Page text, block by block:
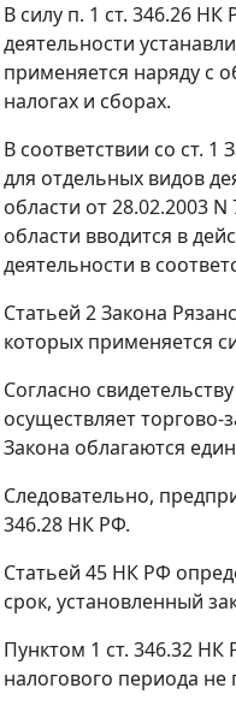
В силу п. 1 ст. 346.26 НК
деятельности
применяется наряду с
налогах и сборах.
В соответствии со ст. 1
для отдельных видов
области от 28.02.2003 N
области вводится в
деятельности в
Статьей 2Закона
которых применяется
Согласно
осуществляет
Закона облагаются
Следовательно,
346.28 НК РФ.
Статьей 45 НК РФ
срок, установленный
Пунктом 1 ст. 346.32 НК
налогового периода